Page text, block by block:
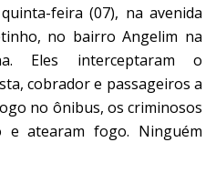
feira (07), na avenida
no bairro Angelim na
Eles interceptaram o
cobrador e passageiros a
no ônibus, os criminosos
e atearam fogo. Ninguém